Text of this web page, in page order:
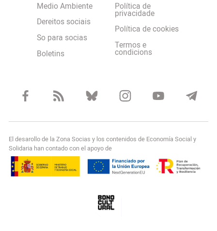
Medio Ambiente
Dereitos sociais
So para socias
Boletins
Política de
privacidade
Política de cookies
Termos e
condicions
El desarollo de la Zona Socias y los contenidos de Economía Social y
Solidaria han contado con el apoyo de